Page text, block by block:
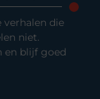
verhalen die
niet.
en blijf goed